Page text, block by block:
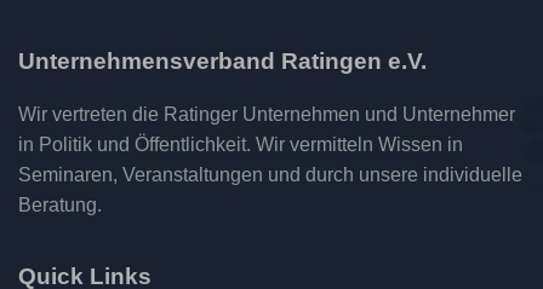
Unternehmensverband Ratingen e.V.
Wir vertreten die Ratinger Unternehmen und Unternehmer
in Politik und Öffentlichkeit. Wir vermitteln Wissen in
Seminaren, Veranstaltungen und durch unsere individuelle
Beratung.
Quick Links